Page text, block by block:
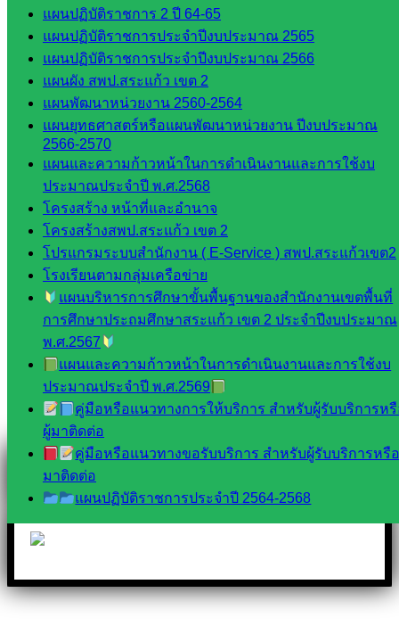
แผนปฏิบัติราชการ 2 ปี 64-65
แผนปฏิบัติราชการประจำปีงบประมาณ 2565
แผนปฏิบัติราชการประจำปีงบประมาณ 2566
แผนผัง สพป.สระแก้ว เขต 2
แผนพัฒนาหน่วยงาน 2560-2564
แผนยุทธศาสตร์หรือแผนพัฒนาหน่วยงาน ปีงบประมาณ
2566-2570
แผนและความก้าวหน้าในการดำเนินงานและการใช้งบ
ประมาณประจำปี พ.ศ.2568
โครงสร้าง หน้าที่และอำนาจ
โครงสร้างสพป.สระแก้ว เขต 2
โปรแกรมระบบสำนักงาน ( E-Service ) สพป.สระแก้วเขต2
โรงเรียนตามกลุ่มเครือข่าย
แผนบริหารการศึกษาขั้นพื้นฐานของสำนักงานเขตพื้นที่
การศึกษาประถมศึกษาสระแก้ว เขต 2 ประจำปีงบประมาณ
พ.ศ.2567
แผนและความก้าวหน้าในการดำเนินงานและการใช้งบ
ประมาณประจำปี พ.ศ.2569
คู่มือหรือแนวทางการให้บริการ สำหรับผู้รับบริการห
ผู้มาติดต่อ
คู่มือหรือแนวทางขอรับบริการ สำหรับผู้รับบริการหรื
มาติดต่อ
แผนปฏิบัติราชการประจำปี 2564-2568
::: ©2021 sakarea2.go.th. All rights reserved. Design By SK2 ICT
สอบถามได้นะคะ
Line
Tel 037-232263:
Messenger
Facebook